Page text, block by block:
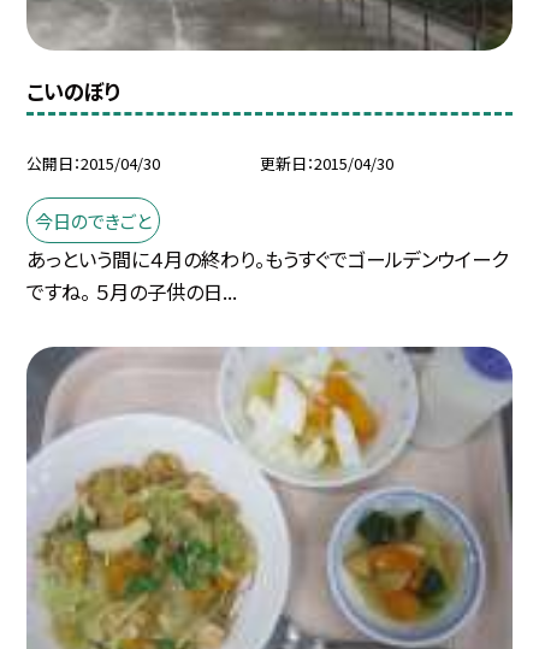
こいのぼり
公開日 2015/04/30 更新日 2015/04/30
今日のできごと
あっという間に４月の終わり。もうすぐでゴールデンウイーク
ですね。 ５月の子供の日...